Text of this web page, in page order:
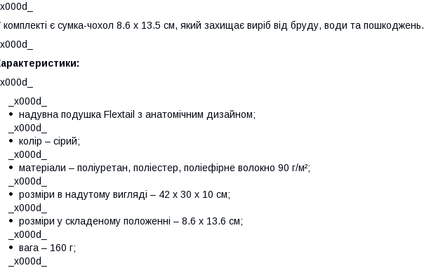
_x000d_
комплекті є сумка-чохол 8.6 х 13.5 см, який захищає виріб від бруду, води та пошкоджень.
_x000d_
_x000d_
_x000d_
надувна подушка Flextail з анатомічним дизайном;
_x000d_
колір – сірий;
_x000d_
матеріали – поліуретан, поліестер, поліефірне волокно 90 г/м²;
_x000d_
розміри в надутому вигляді – 42 х 30 х 10 см;
_x000d_
розміри у складеному положенні – 8.6 х 13.6 см;
_x000d_
вага – 160 г;
_x000d_